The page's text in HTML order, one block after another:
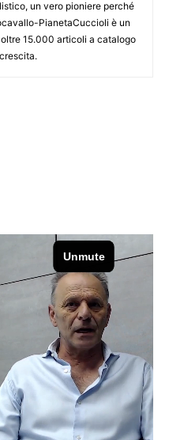
un vero pioniere perché
PianetaCuccioli è un
15.000 articoli a catalogo